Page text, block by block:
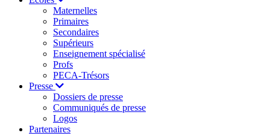
Maternelles
Primaires
Secondaires
Supérieurs
Enseignement spécialisé
Profs
PECA-Trésors
Presse
Dossiers de presse
Communiqués de presse
Logos
Partenaires